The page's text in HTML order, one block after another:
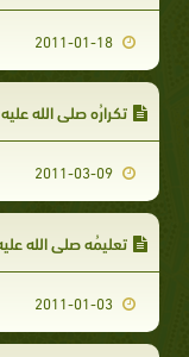
تكرارُه صلى الله
تعليمُه صلى الله